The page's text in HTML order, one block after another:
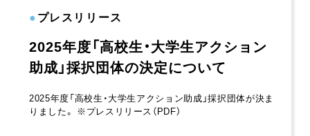
●プレスリリース
2025年度「高校生・大学生アクション
助成」採択団体の決定について
2025年度「高校生・大学生アクション助成」採択団体が決ま
りました。 ※プレスリリース（PDF）